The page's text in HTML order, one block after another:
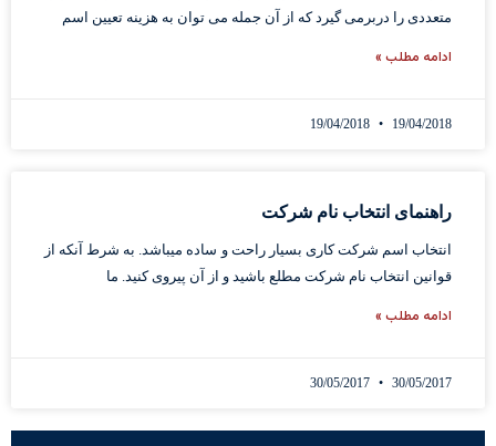
متعددی را دربرمی گیرد که از آن جمله می توان به هزینه تعیین اسم
ادامه مطلب »
19/04/2018
راهنمای انتخاب نام شرکت
انتخاب اسم شرکت کاری بسیار راحت و ساده میباشد. به شرط آنکه از
قوانین انتخاب نام شرکت مطلع باشید و از آن پیروی کنید. ما
ادامه مطلب »
30/05/2017